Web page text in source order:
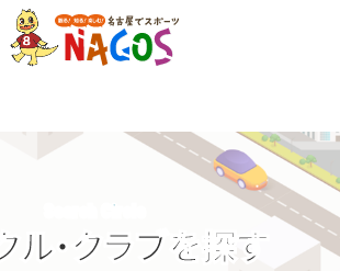
ル・クラブを探す
Search Circle